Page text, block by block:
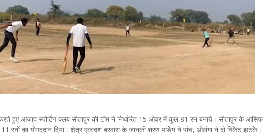
हुए आजाद स्पोर्टिंग क्लब सीतापुर की टीम ने निर्धारित 15 ओवर में कुल 81 रन बनाये। सीतापुर के आसिफ
रनों का योगददान दिया। क्षेत्र एकादश बरवारा के जानकी शरण पांडेय ने पांच, ओलंगा ने दो विकेट झटके।